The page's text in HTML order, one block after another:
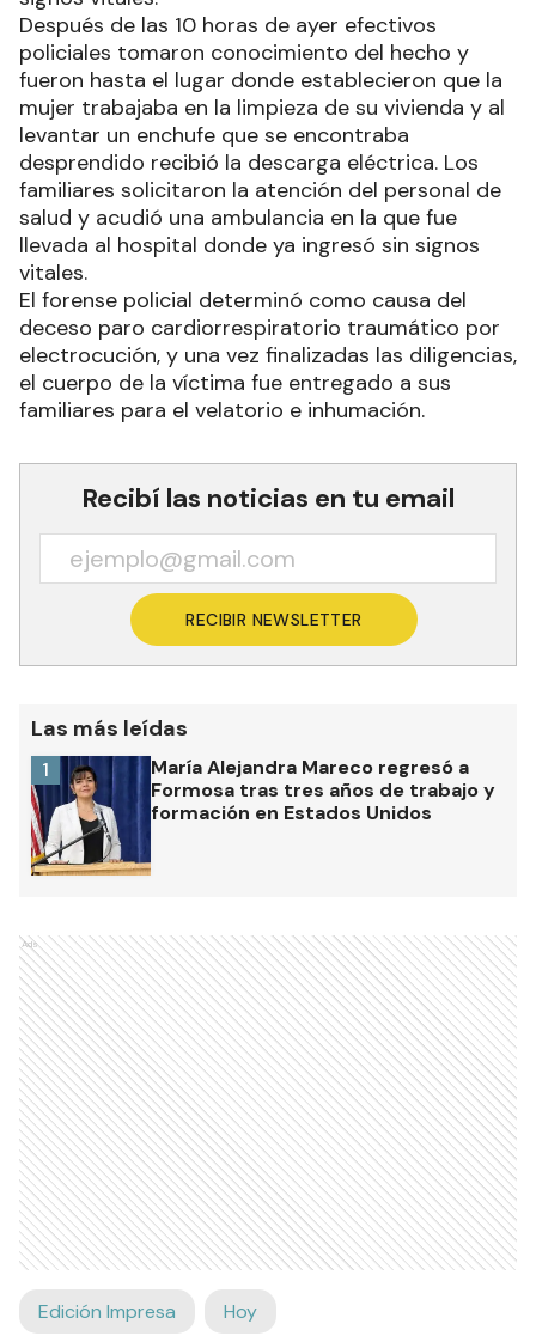
Después de las 10 horas de ayer efectivos
policiales tomaron conocimiento del hecho y
fueron hasta el lugar donde establecieron que la
mujer trabajaba en la limpieza de su vivienda y al
levantar un enchufe que se encontraba
desprendido recibió la descarga eléctrica. Los
familiares solicitaron la atención del personal de
salud y acudió una ambulancia en la que fue
llevada al hospital donde ya ingresó sin signos
vitales.
El forense policial determinó como causa del
deceso paro cardiorrespiratorio traumático por
electrocución, y una vez finalizadas las diligencias,
el cuerpo de la víctima fue entregado a sus
familiares para el velatorio e inhumación.
Recibí las noticias en tu email
RECIBIR NEWSLETTER
Las más leídas
María Alejandra Mareco regresó a
Formosa tras tres años de trabajo y
formación en Estados Unidos
1
Ads
Edición Impresa Hoy